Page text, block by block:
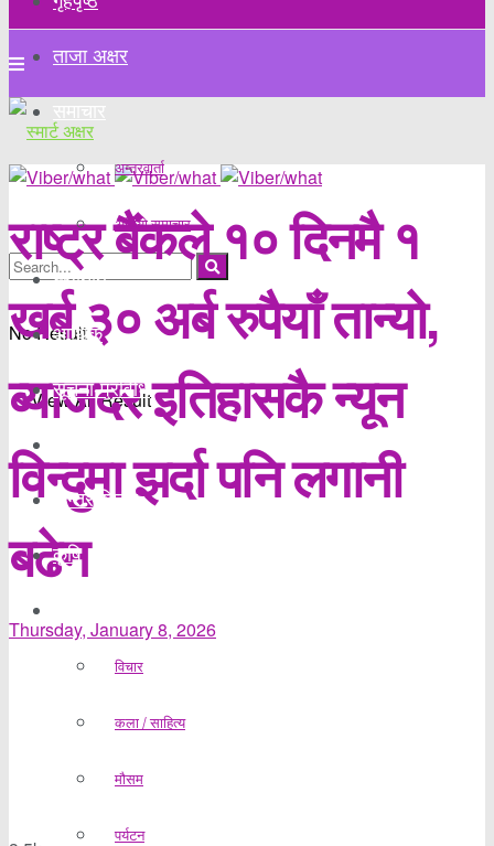
ताजा अक्षर
अन्तरवार्ता
अडियो समाचार
स्थानीय
आर्थिक
सूचना-प्रविधि
अन्तर्राष्ट्रिय
कृषि
विचार
कला / साहित्य
मौसम
पर्यटन
No Result
View All Result
राष्ट्र बैंकले १० दिनमै १
खर्ब ३० अर्ब रुपैयाँ तान्यो,
ब्याजदर इतिहासकै न्यून
विन्दुमा झर्दा पनि लगानी
बढेन
Thursday, January 8, 2026